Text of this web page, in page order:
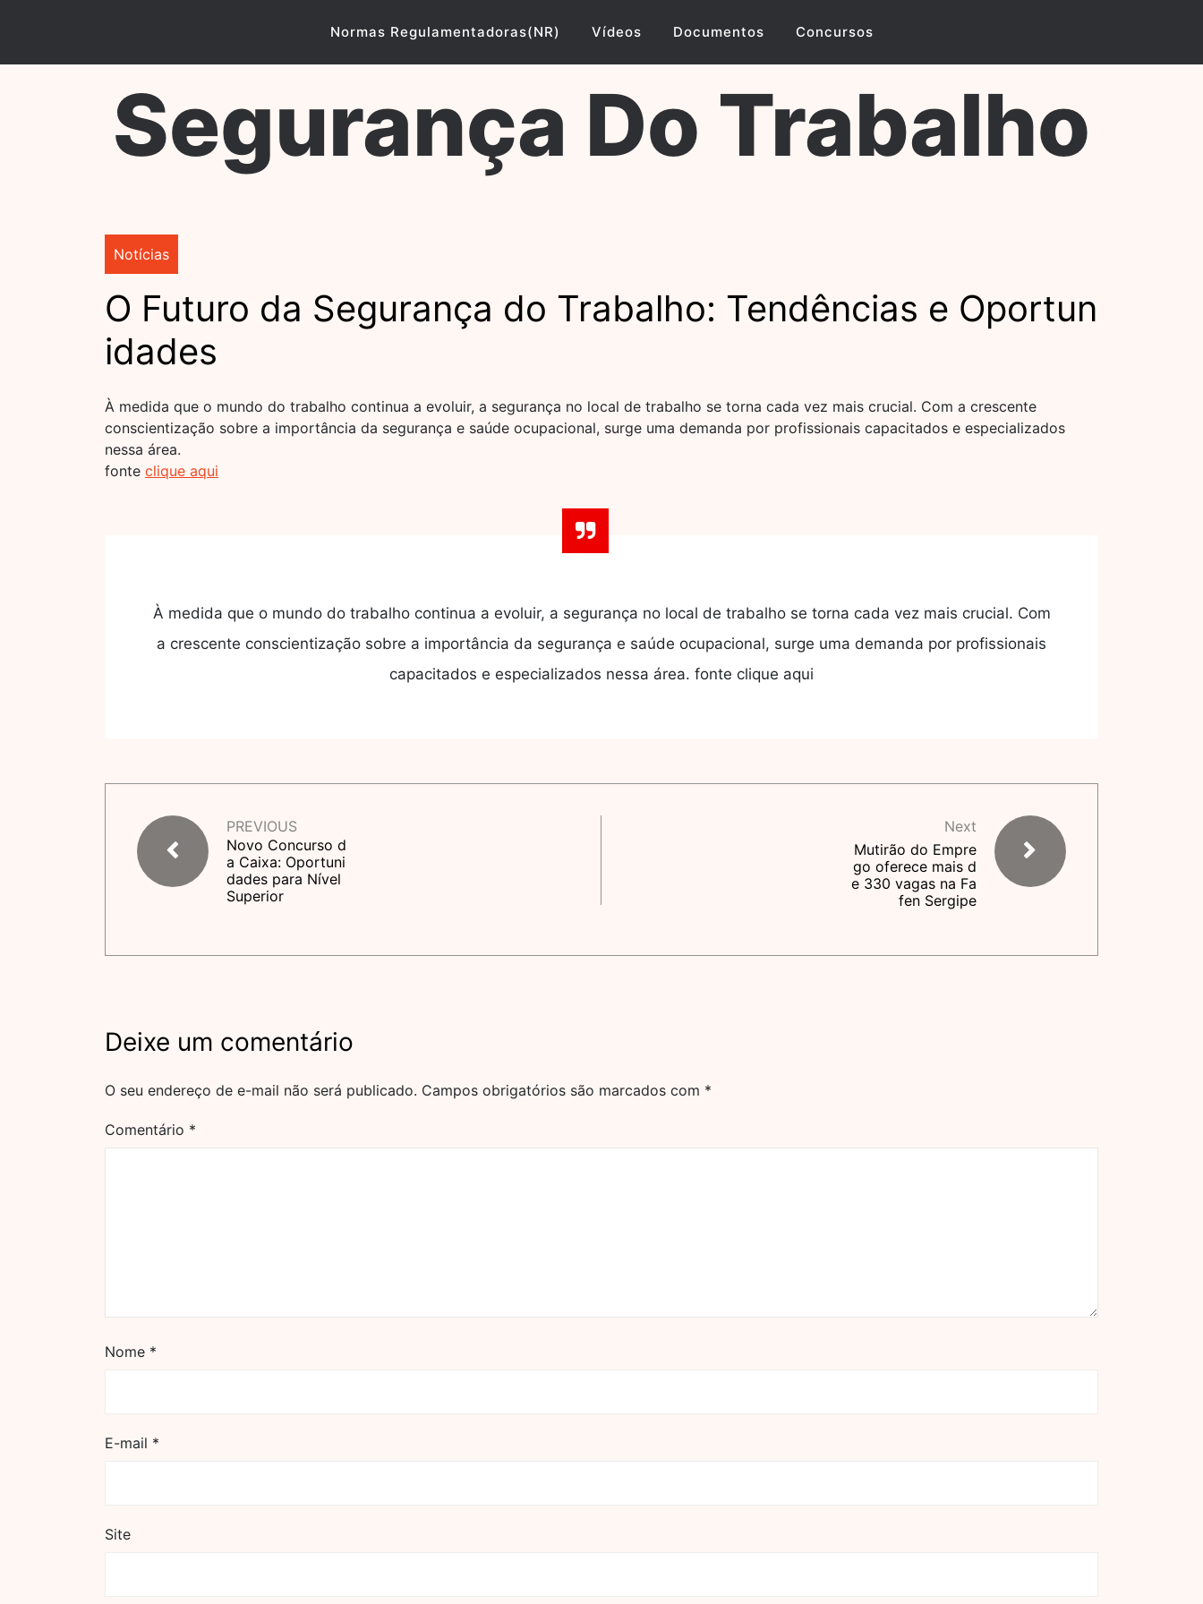
Normas Regulamentadoras(NR) Vídeos Documentos Concursos
Segurança Do Trabalho
Notícias
O Futuro da Segurança do Trabalho: Tendências e Oportun
idades
À medida que o mundo do trabalho continua a evoluir, a segurança no local de trabalho se torna cada vez mais crucial. Com a crescente
conscientização sobre a importância da segurança e saúde ocupacional, surge uma demanda por profissionais capacitados e especializados
nessa área.
fonte clique aqui
À medida que o mundo do trabalho continua a evoluir, a segurança no local de trabalho se torna cada vez mais crucial. Com
a crescente conscientização sobre a importância da segurança e saúde ocupacional, surge uma demanda por profissionais
capacitados e especializados nessa área. fonte clique aqui
PREVIOUS
Novo Concurso d
a Caixa: Oportuni
dades para Nível
Superior
Next
Mutirão do Empre
go oferece mais d
e 330 vagas na Fa
fen Sergipe
Deixe um comentário
O seu endereço de e-mail não será publicado. Campos obrigatórios são marcados com *
Comentário *
Nome *
E-mail *
Site